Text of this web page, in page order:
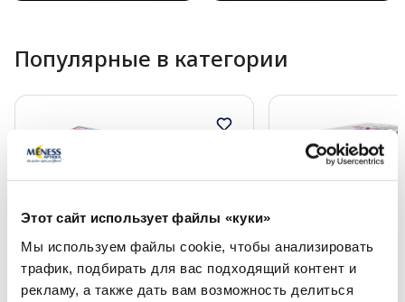
Этот сайт использует файлы «куки»
Мы используем файлы cookie, чтобы анализировать
трафик, подбирать для вас подходящий контент и
рекламу, а также дать вам возможность делиться
Популярные в категории
Безрецептурные лекарства Безрецептурные